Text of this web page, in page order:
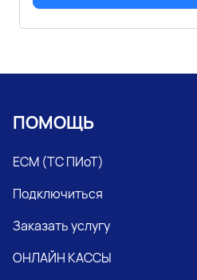
ПОМОЩЬ
ЕСМ (ТС ПИоТ)
Подключиться
Заказать услугу
ОНЛАЙН КАССЫ